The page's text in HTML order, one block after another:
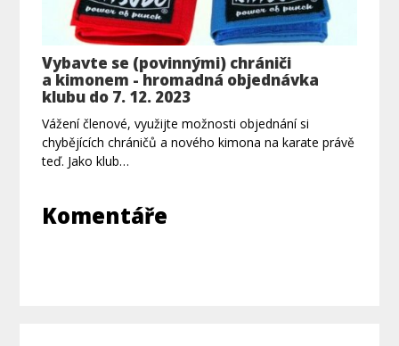
Vybavte se (povinnými) chrániči
a kimonem - hromadná objednávka
klubu do 7. 12. 2023
Vážení členové, využijte možnosti objednání si
chybějících chráničů a nového kimona na karate právě
teď. Jako klub…
Komentáře